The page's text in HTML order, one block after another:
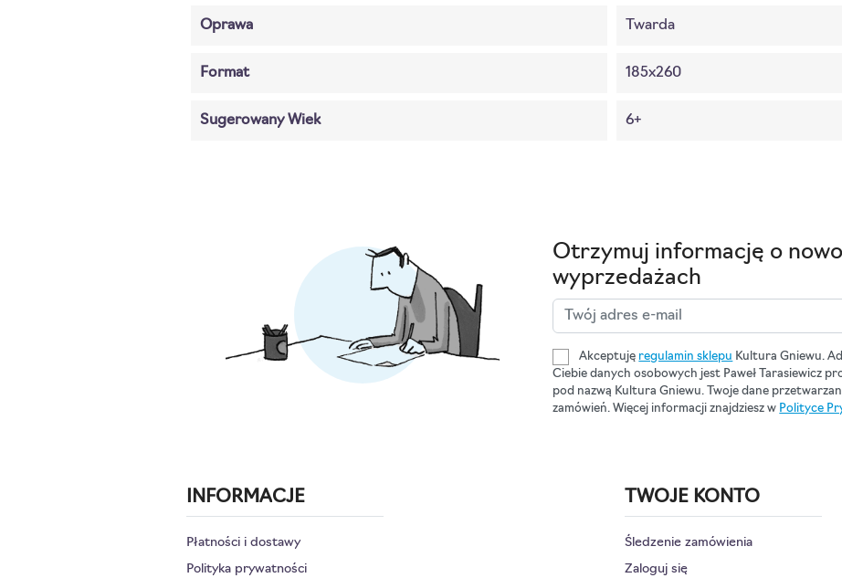
Oprawa Twarda
Format 185x260
Sugerowany Wiek 6+
Otrzymuj informację o
wyprzedażach
Akceptuję regulamin sklepu Kultura Gniewu.
Ciebie danych osobowych jest Paweł Tarasiewicz
pod nazwą Kultura Gniewu. Twoje dane
zamówień. Więcej informacji znajdziesz w Polityce
INFORMACJE
Płatności i dostawy
Polityka prywatności
TWOJE KONTO
Śledzenie zamówienia
Zaloguj się